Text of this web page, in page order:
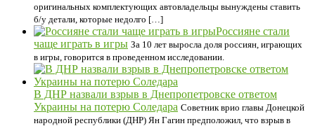
оригинальных комплектующих автовладельцы вынуждены ставить
б/у детали, которые недолго […]
Россияне стали
чаще играть в игры За 10 лет выросла доля россиян, играющих
в игры, говорится в проведенном исследовании.
В ДНР назвали взрыв в Днепропетровске ответом
Украины на потерю Соледара Советник врио главы Донецкой
народной республики (ДНР) Ян Гагин предположил, что взрыв в